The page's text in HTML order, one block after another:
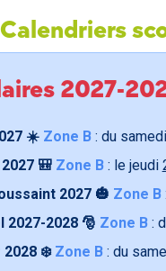
Calendriers
2027-
☀️ Zone B: du samedi
🎒 Zone B: le jeudi
2027 🎃 Zone B
2027-2028 🎅 Zone B:
2028 ❄️ Zone B: du